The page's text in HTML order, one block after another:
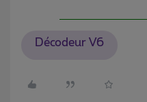
Décodeur V6